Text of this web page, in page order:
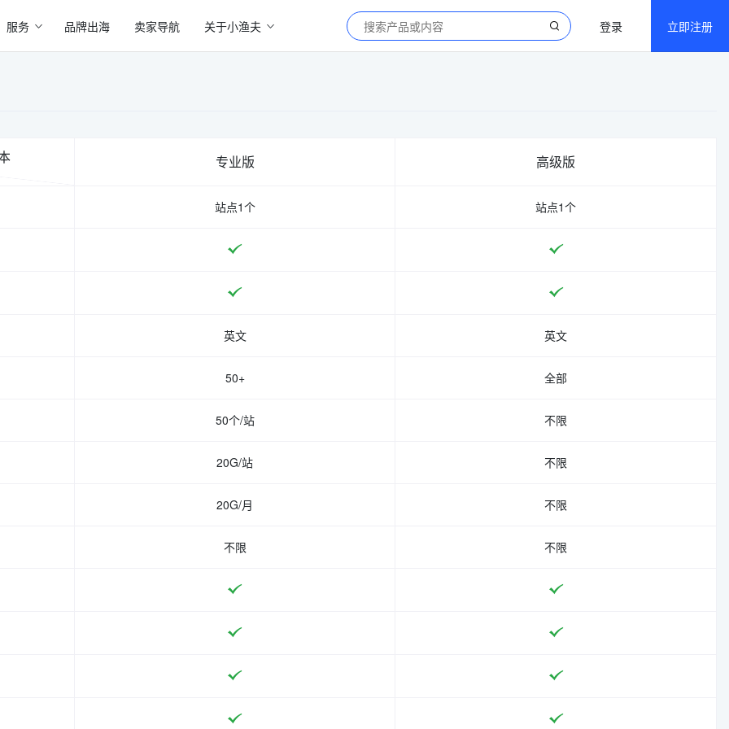
服务 品牌出海 卖家导航 关于小渔夫 登录 立即注册
专业版 高级版
站点1个 站点1个
英文 英文
50+ 全部
50个/站 不限
20G/站 不限
20G/月 不限
不限 不限